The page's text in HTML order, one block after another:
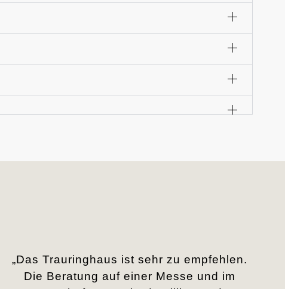
„Das Trauringhaus ist sehr zu empfehlen.
Die Beratung auf einer Messe und im